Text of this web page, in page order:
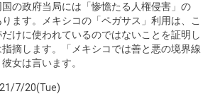
の政府当局には「惨憺たる人権侵害」の
ます。メキシコの「ペガサス」利用は、こ
けに使われているのではないことを証明し
摘します。「メキシコでは善と悪の境界線
女は言います。
7/20(Tue)